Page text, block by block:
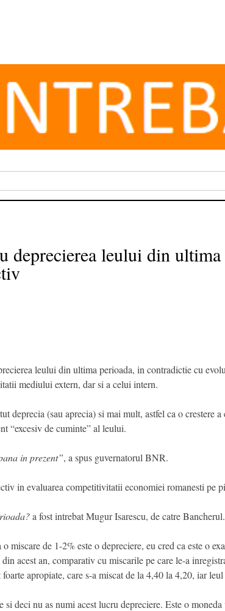
deprecierea leului din
leului din ultima perioada, in contradictie cu
mediului extern, dar si a celui intern.
deprecia (sau aprecia) si mai mult, astfel ca o
“excesiv de cuminte” al leului.
in prezent”, a spus guvernatorul BNR.
in evaluarea competitivitatii economiei romanesti pe
a fost intrebat Mugur Isarescu, de catre
miscare de 1-2% este o depreciere, eu cred ca este o
acest an, comparativ cu miscarile pe care le-a
apropiate, care s-a miscat de la 4,40 la 4,20, iar
deci nu as numi acest lucru depreciere. Este o